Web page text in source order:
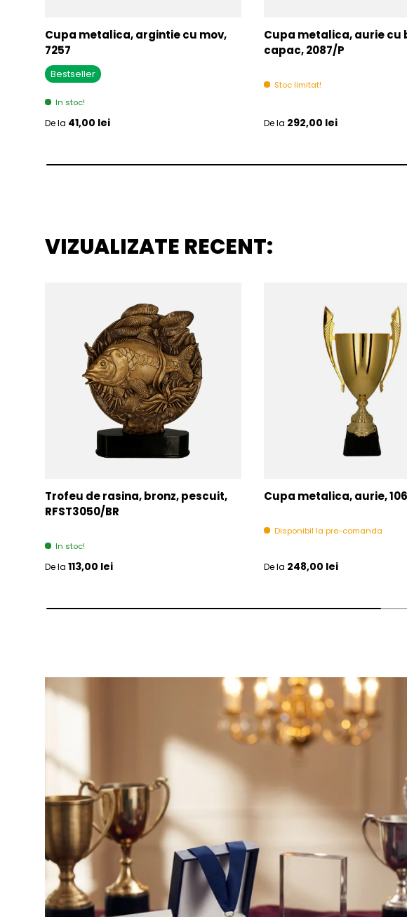
Cupa metalica, argintie cu mov,
7257
Bestseller
In stoc!
Pret initial
De la 41,00 lei
Cupa metalica, aurie cu
capac, 2087/P
Stoc limitat!
Pret initial
De la 292,00 lei
VIZUALIZATE RECENT:
Trofeu de rasina, bronz, pescuit,
RFST3050/BR
In stoc!
Pret initial
De la 113,00 lei
Cupa metalica, aurie,
Disponibil la pre-comanda
Pret initial
De la 248,00 lei